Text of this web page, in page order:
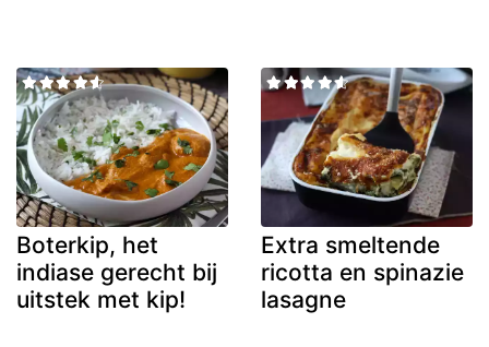
Boterkip, het
indiase gerecht bij
uitstek met kip!
Extra smeltende
ricotta en spinazie
lasagne